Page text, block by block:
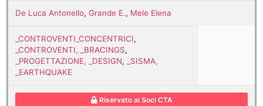
De Luca Antonello, Grande E., Mele Elena
_CONTROVENTI_CONCENTRICI,
_CONTROVENTI, _BRACINGS,
_PROGETTAZIONE, _DESIGN,
_SISMA,
_EARTHQUAKE
Riservato ai Soci CTA